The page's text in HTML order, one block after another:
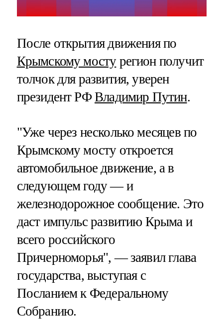
После открытия движения по
Крымскому мостурегион получит
толчок для развития, уверен
президент РФВладимир Путин.
"Уже через несколько месяцев по
Крымскому мосту откроется
автомобильное движение, а в
следующем году — и
железнодорожное сообщение. Это
даст импульс развитию Крыма и
всего российского
Причерноморья", — заявил глава
государства, выступая с
Посланием к Федеральному
Собранию.